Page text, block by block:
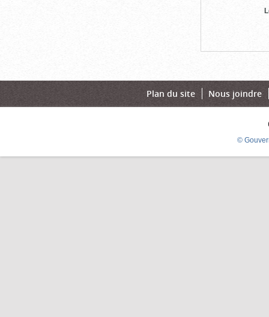
Plan du site Nous joindre
©